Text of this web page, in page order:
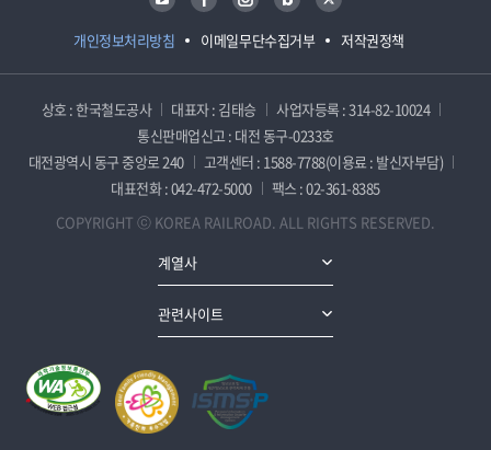
개인정보처리방침 이메일무단수집거부 저작권정책
상호 : 한국철도공사 대표자 : 김태승
사업자등록 : 314-82-10024
통신판매업신고 : 대전 동구-0233호
대전광역시 동구 중앙로 240
고객센터 : 1588-7788(이용료 : 발신자부담)
대표전화 : 042-472-5000
팩스 : 02-361-8385
COPYRIGHT ⓒ KOREA RAILROAD. ALL RIGHTS RESERVED.
계열사
관련사이트